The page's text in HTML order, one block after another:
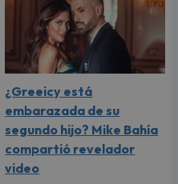
¿Greeicy está
embarazada de su
segundo hijo? Mike Bahía
compartió revelador
video